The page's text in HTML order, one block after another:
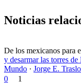
Noticias
De los mexicanos para
y desarmar las torres de
Mundo · Jorge E.
0
1